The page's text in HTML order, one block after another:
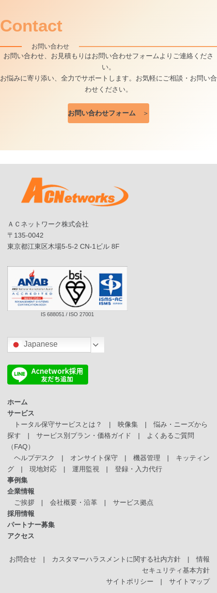
Contact
お問い合わせ
お問い合わせ、お見積もりはお問い合わせフォームよりご連絡くださ
い。
お悩みに寄り添い、全力でサポートします。お気軽にご相談・お問い合
わせください。
お問い合わせフォーム ＞
ＡＣネットワーク株式会社
〒135-0042
東京都江東区木場5-5-2 CN-1ビル 8F
IS 688051 / ISO 27001
Japanese
ホーム
サービス
トータル保守サービスとは？
| 映像集 |悩み・ニーズから
探す | サービス別プラン・価格ガイド |
よくあるご質問
（FAQ）
ヘルプデスク
| オンサイト保守 | 機器管理 | キッティン
グ | 現地対応 | 運用監視 | 登録・入力代行
事例集
企業情報
ご挨拶 | 会社概要・沿革 | サービス拠点
採用情報
パートナー募集
アクセス
お問合せ | カスタマーハラスメントに関する社内方針 |情報
セキュリティ基本方針
サイトポリシー | サイトマップ